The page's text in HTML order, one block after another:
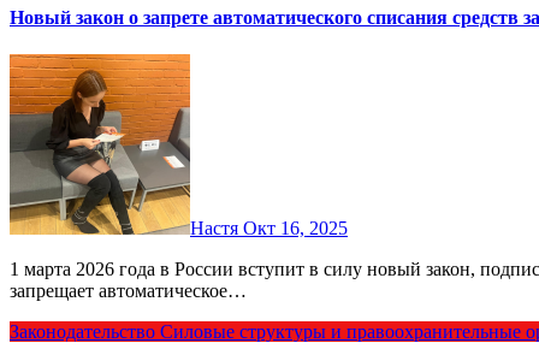
Новый закон о запрете автоматического списания средств
Настя Окт 16, 2025
1 марта 2026 года в России вступит в силу новый закон, подписанный Президентом Владимиром Путиным, который
запрещает автоматическое…
Законодательство Силовые структуры и правоохранительные